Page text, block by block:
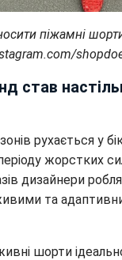
піжамні
став
рухається у
жорстких
дизайнери
та
шорти